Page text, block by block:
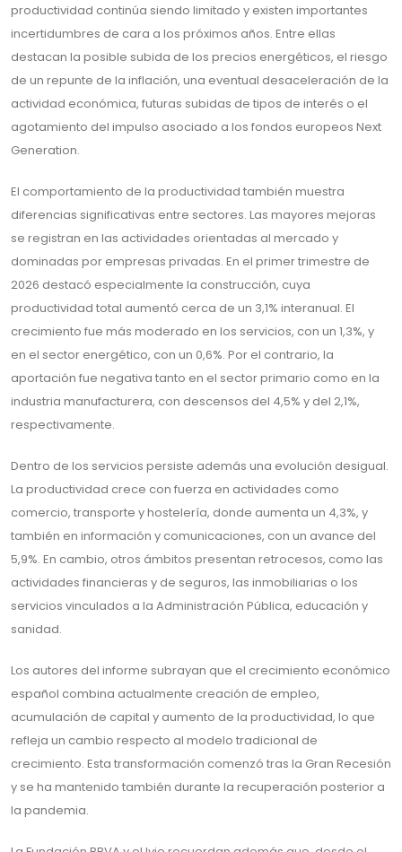
productividad continúa siendo limitado y existen importantes
incertidumbres de cara a los próximos años. Entre ellas
destacan la posible subida de los precios energéticos, el riesgo
de un repunte de la inflación, una eventual desaceleración de la
actividad económica, futuras subidas de tipos de interés o el
agotamiento del impulso asociado a los fondos europeos Next
Generation.
El comportamiento de la productividad también muestra
diferencias significativas entre sectores. Las mayores mejoras
se registran en las actividades orientadas al mercado y
dominadas por empresas privadas. En el primer trimestre de
2026 destacó especialmente la construcción, cuya
productividad total aumentó cerca de un 3,1% interanual. El
crecimiento fue más moderado en los servicios, con un 1,3%, y
en el sector energético, con un 0,6%. Por el contrario, la
aportación fue negativa tanto en el sector primario como en la
industria manufacturera, con descensos del 4,5% y del 2,1%,
respectivamente.
Dentro de los servicios persiste además una evolución desigual.
La productividad crece con fuerza en actividades como
comercio, transporte y hostelería, donde aumenta un 4,3%, y
también en información y comunicaciones, con un avance del
5,9%. En cambio, otros ámbitos presentan retrocesos, como las
actividades financieras y de seguros, las inmobiliarias o los
servicios vinculados a la Administración Pública, educación y
sanidad.
Los autores del informe subrayan que el crecimiento económico
español combina actualmente creación de empleo,
acumulación de capital y aumento de la productividad, lo que
refleja un cambio respecto al modelo tradicional de
crecimiento. Esta transformación comenzó tras la Gran Recesión
y se ha mantenido también durante la recuperación posterior a
la pandemia.